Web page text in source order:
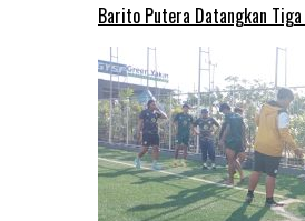
Barito Putera Datangkan